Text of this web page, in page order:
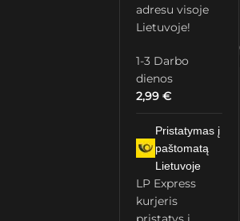
adresu visoje
Lietuvoje!
1-3 Darbo
dienos
2,99€
Pristatymas į
paštomatą
Lietuvoje
LP Express
kurjeris